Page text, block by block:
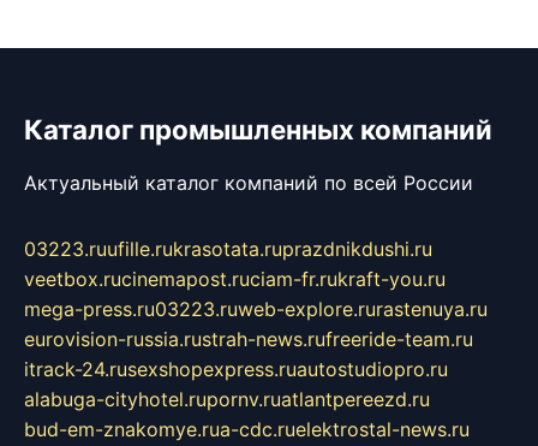
Каталог промышленных компаний
Актуальный каталог компаний по всей России
03223.ruufille.rukrasotata.ruprazdnikdushi.ru
veetbox.rucinemapost.ruciam-fr.rukraft-you.ru
mega-press.ru03223.ruweb-explore.rurastenuya.ru
eurovision-russia.rustrah-news.rufreeride-team.ru
itrack-24.rusexshopexpress.ruautostudiopro.ru
alabuga-cityhotel.rupornv.ruatlantpereezd.ru
bud-em-znakomye.rua-cdc.ruelektrostal-news.ru